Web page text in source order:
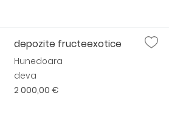
depozite fructeexotice
Hunedoara
deva
2 000,00 €